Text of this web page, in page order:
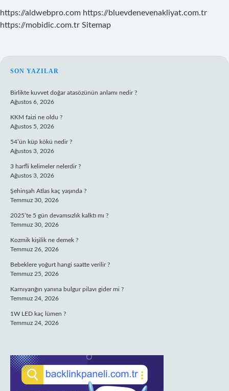
https://aldwebpro.com https://bluevdenevenakliyat.com.tr
https://mobidic.com.tr Sitemap
SIDEBAR
SON YAZILAR
Birlikte kuvvet doğar atasözünün anlamı nedir ?
Ağustos 6, 2026
KKM faizi ne oldu ?
Ağustos 5, 2026
54’ün küp kökü nedir ?
Ağustos 3, 2026
3 harfli kelimeler nelerdir ?
Ağustos 3, 2026
Şehinşah Atlas kaç yaşında ?
Temmuz 30, 2026
2025’te 5 gün devamsızlık kalktı mı ?
Temmuz 30, 2026
Kozmik kişilik ne demek ?
Temmuz 26, 2026
Bebeklere yoğurt hangi saatte verilir ?
Temmuz 25, 2026
Karnıyarığın yanına bulgur pilavı gider mi ?
Temmuz 24, 2026
1W LED kaç lümen ?
Temmuz 24, 2026